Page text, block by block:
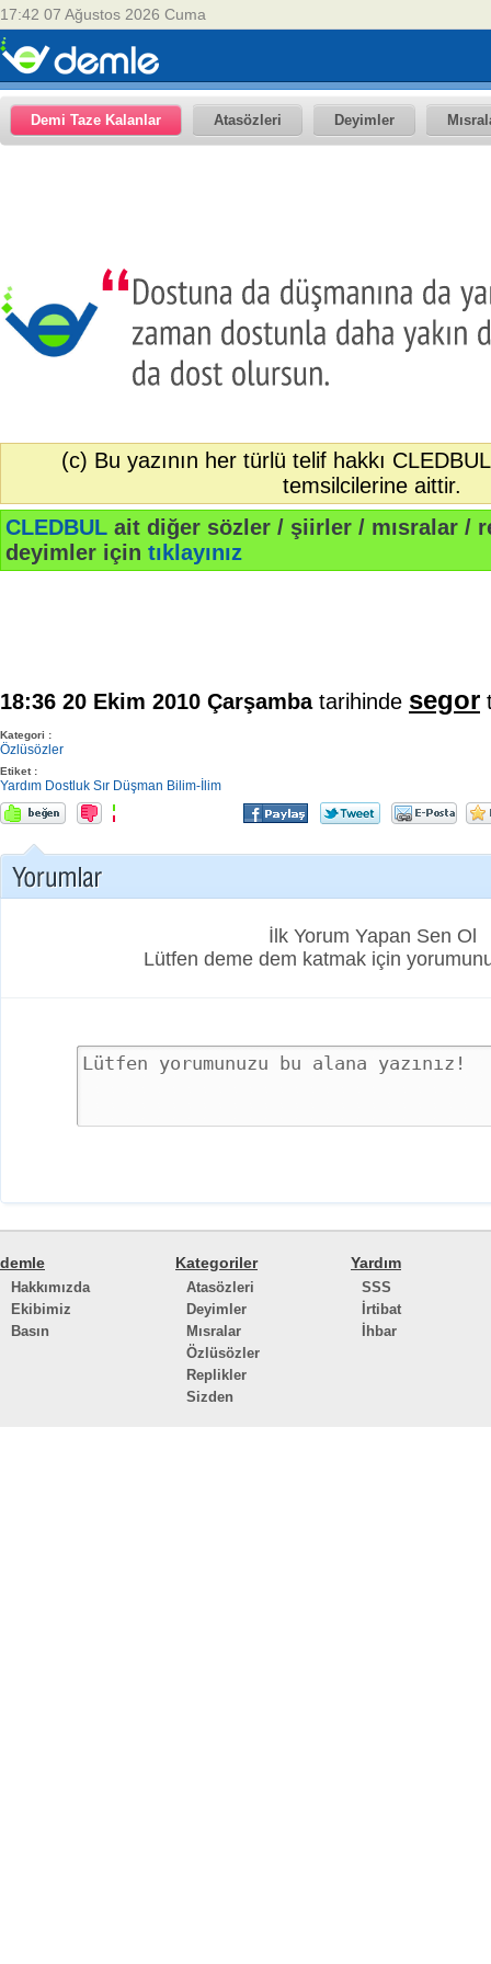
17:42 07 Ağustos 2026 Cuma
Demi Taze Kalanlar Atasözleri Deyimler
(c) Bu yazının her türlü telif hakkı
temsilcilerine aittir.
CLEDBUL ait diğer sözler / şiirler / mısralar /
deyimler için tıklayınız
18:36 20 Ekim 2010 Çarşambatarihinde segor
Kategori :
Özlüsözler
Etiket :
Yardım Dostluk Sır Düşman Bilim-İlim
İlk Yorum Yapan Sen Ol
Lütfen deme dem katmak için
demle
Hakkımızda
Ekibimiz
Basın
Kategoriler
Atasözleri
Deyimler
Mısralar
Özlüsözler
Replikler
Sizden
Yardım
SSS
İrtibat
İhbar